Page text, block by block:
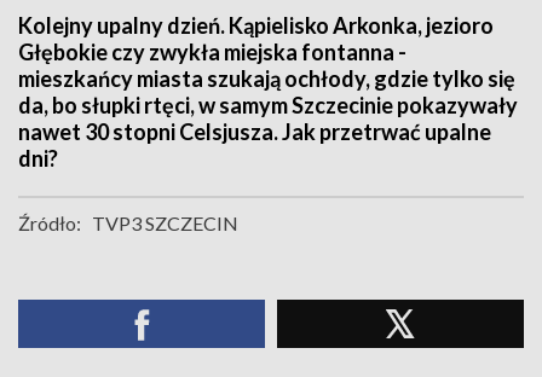
Kolejny upalny dzień. Kąpielisko Arkonka, jezioro
Głębokie czy zwykła miejska fontanna -
mieszkańcy miasta szukają ochłody, gdzie tylko się
da, bo słupki rtęci, w samym Szczecinie pokazywały
nawet 30 stopni Celsjusza. Jak przetrwać upalne
dni?
Źródło: TVP3 SZCZECIN